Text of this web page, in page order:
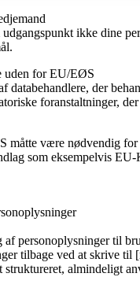
ikke dine
uden for EU/EØS
der
foranstaltninger,
være nødvendig for
som eksempelvis
personoplysninger til
tilbage ved at skrive
almindeligt